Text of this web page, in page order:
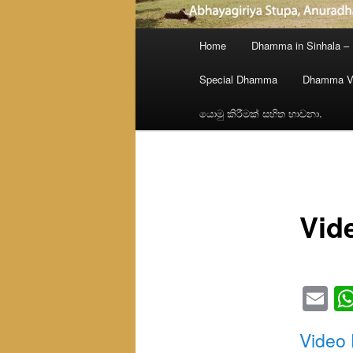
Home Dhamma in Sinhala –
Special Dhamma Dhamma
යොමු කිරීමක් සහිත භාවනා.
Video